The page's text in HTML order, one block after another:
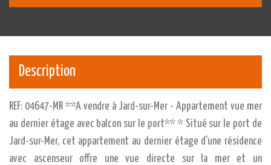
Description
REF: 04647-MR **A vendre à Jard-sur-Mer - Appartement vue mer
au dernier étage avec balcon sur le port** * Situé sur le port de
Jard-sur-Mer, cet appartement au dernier étage d'une résidence
avec ascenseur offre une vue directe sur la mer et un